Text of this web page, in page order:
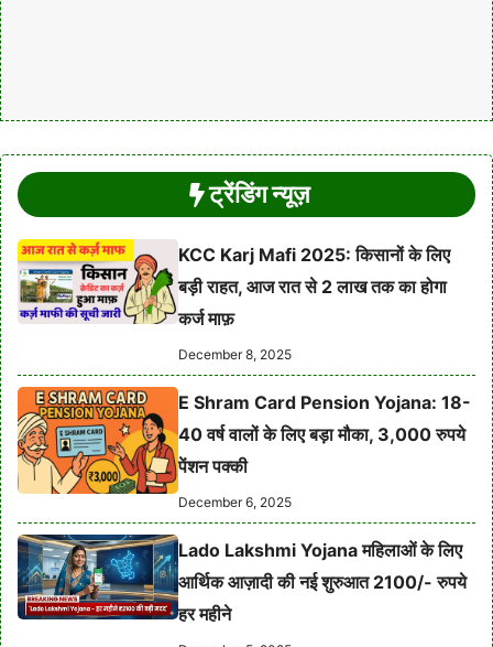
ट्रेंडिंग न्यूज़
KCC Karj Mafi 2025: किसानों के लिए
बड़ी राहत, आज रात से 2 लाख तक का होगा
कर्ज माफ़
December 8, 2025
E Shram Card Pension Yojana: 18-
40 वर्ष वालों के लिए बड़ा मौका, 3,000 रुपये
पेंशन पक्की
December 6, 2025
Lado Lakshmi Yojana महिलाओं के लिए
आर्थिक आज़ादी की नई शुरुआत 2100/- रुपये
हर महीने